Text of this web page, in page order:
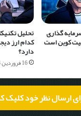
گذاری
کوین است کدام ارز
دارد؟
16 فروردین 1404
ارسال نظر خود کلیک